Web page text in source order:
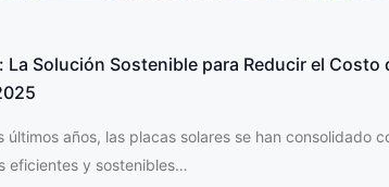
La Solución Sostenible para Reducir el Costo
últimos años, las placas solares se han consolidado
eficientes y sostenibles…